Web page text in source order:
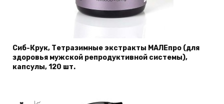
Сиб-Крук, Тетразимные экстракты МАЛЕпро (для
здоровья мужской репродуктивной системы),
капсулы, 120 шт.